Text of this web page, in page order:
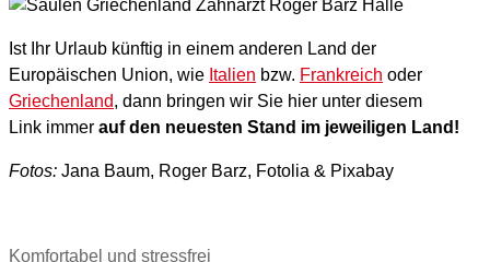
Ist Ihr Urlaub künftig in einem anderen Land der
Europäischen Union, wie Italien bzw. Frankreich oder
Griechenland, dann bringen wir Sie hier unter diesem
Link immer auf den neuesten Stand im jeweiligen Land!
Fotos: Jana Baum, Roger Barz, Fotolia & Pixabay
Komfortabel und stressfrei